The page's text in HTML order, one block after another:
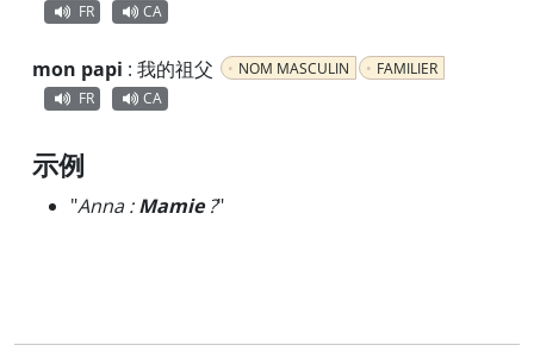
FR
CA
mon papi : 我的祖父 NOM MASCULIN
FAMILIER
FR
CA
示例
"Anna :Mamie?"